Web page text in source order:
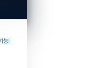
능!